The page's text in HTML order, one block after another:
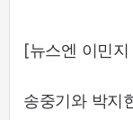
[뉴스엔 이민
송중기와 박지